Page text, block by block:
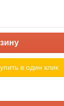
в один клик